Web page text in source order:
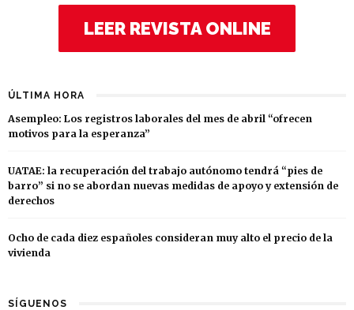
LEER REVISTA ONLINE
ÚLTIMA HORA
Asempleo: Los registros laborales del mes de abril “ofrecen
motivos para la esperanza”
UATAE: la recuperación del trabajo autónomo tendrá “pies de
barro” si no se abordan nuevas medidas de apoyo y extensión de
derechos
Ocho de cada diez españoles consideran muy alto el precio de la
vivienda
SÍGUENOS